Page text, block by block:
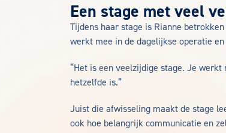
Een stage met veel
Tijdens haar stage is Rianne
werkt mee in de dagelijkse operatie
“Het is een veelzijdige stage. Je
hetzelfde is.”
Juist die afwisseling maakt de stage
ook hoe belangrijk communicatie en